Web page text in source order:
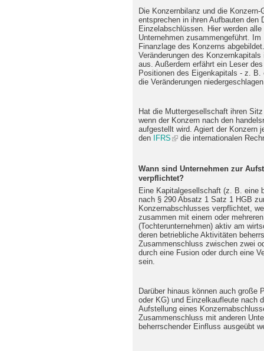
Die Konzernbilanz und die Konzern-
entsprechen in ihren Aufbauten den
Einzelabschlüssen. Hier werden
Unternehmen zusammengeführt.
Finanzlage des Konzerns
Veränderungen des
aus. Außerdem erfährt ein Leser
Positionen des Eigenkapitals - z.
die Veränderungen
Hat die Muttergesellschaft ihren
wenn der Konzern nach den
aufgestellt wird. Agiert der Konzern
den
IFRS die internationalen
Wann sind Unternehmen zur
verpflichtet?
Eine Kapitalgesellschaft (z. B. eine
nach § 290 Absatz 1 Satz 1 HGB
Konzernabschlusses verpflichtet,
zusammen mit einem oder
(Tochterunternehmen) aktiv am
deren betriebliche Aktivitäten
Zusammenschluss zwischen zwei
durch eine Fusion oder durch eine
sein.
Darüber hinaus können auch große
oder KG) und Einzelkaufleute nach
Aufstellung eines
Zusammenschluss mit anderen
beherrschender Einfluss ausgeübt